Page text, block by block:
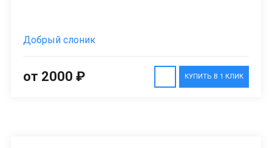
Добрый слоник
КУПИТЬ В 1 КЛИК
от 2000 ₽